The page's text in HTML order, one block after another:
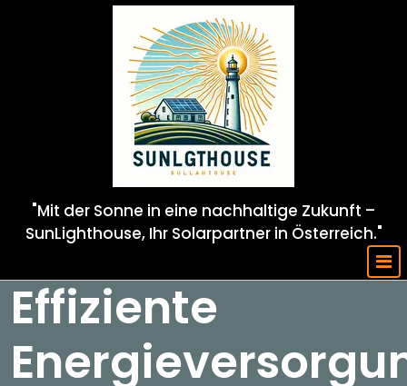
"Mit der Sonne in eine nachhaltige Zukunft –
SunLighthouse, Ihr Solarpartner in Österreich."
Effiziente